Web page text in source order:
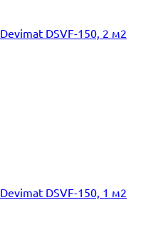
Devimat DSVF-150, 2 м2
Devimat DSVF-150, 1 м2